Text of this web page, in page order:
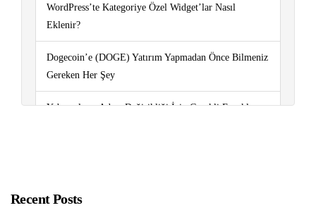
WordPress’te Kategoriye Özel Widget’lar Nasıl
Eklenir?
Dogecoin’e (DOGE) Yatırım Yapmadan Önce Bilmeniz
Gereken Her Şey
Yabancıların Adres Değişikliği İçin Gerekli Evraklar
Recent Posts